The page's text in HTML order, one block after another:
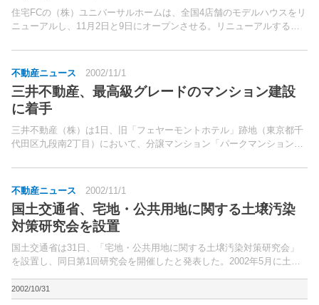
住宅FCの（株）ユニバーサルホームは、全国4店舗のモデルハウスをリ
ニューアルし、11月2日と9日にオープンさせる。リニューアルするの
巣市、（株）サンエルホーム）、広島西店（広島県広...
不動産ニュース 2002/11/1
三井不動産、最高級グレードのマンション建設
に着手
三井不動産（株）は1日、旧「フェヤーモントホテル」跡地（東京都千
代田区九段南2丁目）において、分譲マンション「パークマンション千
は、地上15階地下2階、敷地面積は2,186.97平...
不動産ニュース 2002/11/1
国土交通省、宅地・公共用地に関する土壌汚染
対策研究会を設置
国土交通省は31日、「宅地・公共用地に関する土壌汚染対策研究会」
を設置し、同日第1回研究会を開催したと発表した。2002年5月に土壌
土地取引（取得）を行なうことが重要となり、実務を...
2002/10/31